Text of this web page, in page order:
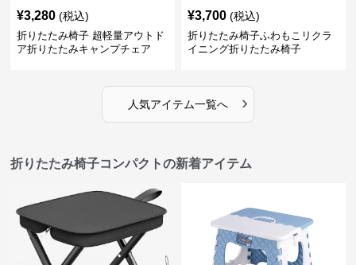
¥3,280 (税込)
折りたたみ椅子 超軽量アウトド
ア折りたたみキャンプチェア
¥3,700 (税込)
折りたたみ椅子ふわもこリクラ
イニング折りたたみ椅子
人気アイテム一覧へ ›
折りたたみ椅子コンパクトの新着アイテム